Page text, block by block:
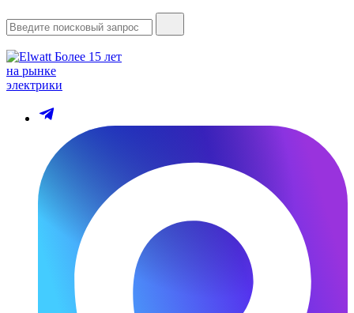
Более 15 лет
на рынке
электрики